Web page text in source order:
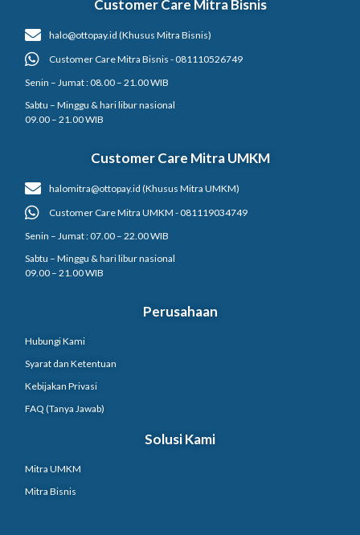
Customer Care Mitra Bisnis
halo@ottopay.id (Khusus Mitra Bisnis)
Customer Care Mitra Bisnis - 081110526749
Senin – Jumat : 08.00 – 21.00 WIB
Sabtu – Minggu & hari libur nasional
09.00 – 21.00 WIB
Customer Care Mitra UMKM
halomitra@ottopay.id (Khusus Mitra UMKM)
Customer Care Mitra UMKM - 081119034749
Senin – Jumat : 07.00 – 22.00 WIB
Sabtu – Minggu & hari libur nasional
09.00 – 21.00 WIB
Perusahaan
Hubungi Kami
Syarat dan Ketentuan
Kebijakan Privasi
FAQ (Tanya Jawab)
Solusi Kami
Mitra UMKM
Mitra Bisnis